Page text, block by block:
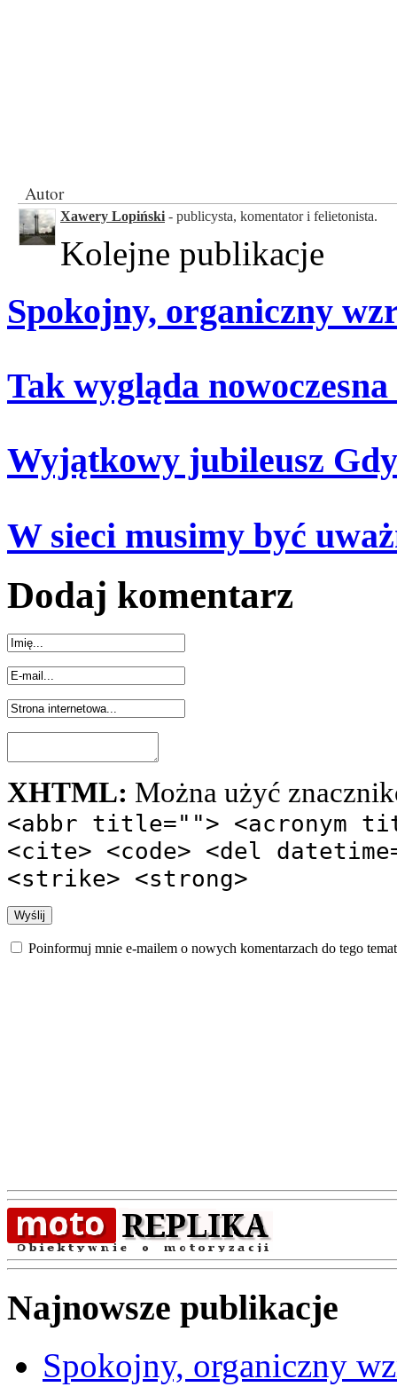
Autor
Xawery Lopiński - publicysta, komentator i felietonista.
Kolejne publikacje
Spokojny, organiczny
Tak wygląda
Wyjątkowy jubileusz
W sieci musimy być
Dodaj komentarz
XHTML: Można użyć
<abbr title=""> <acronym
<cite> <code> <del
<strike> <strong>
Poinformuj mnie e-mailem o nowych komentarzach do tego
Najnowsze publikacje
Spokojny, organiczny